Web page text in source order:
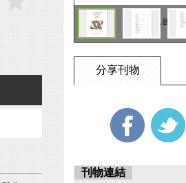
分享刊物
刊物連結